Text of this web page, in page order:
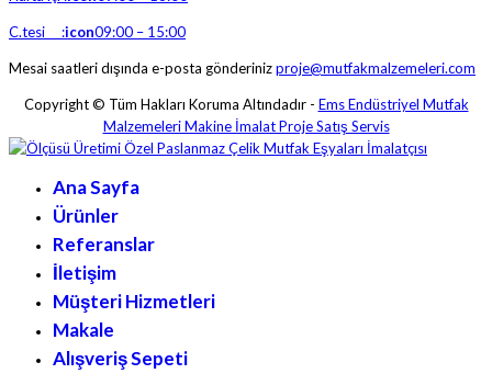
C.tesi :icon09:00 – 15:00
Mesai saatleri dışında e-posta gönderinizproje@mutfakmalzemeleri.com
Copyright © Tüm Hakları Koruma Altındadır - Ems Endüstriyel Mutfak
Malzemeleri Makine İmalat Proje Satış Servis
Ana Sayfa
Ürünler
Referanslar
İletişim
Müşteri Hizmetleri
Makale
Alışveriş Sepeti